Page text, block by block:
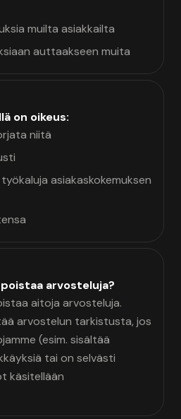
muilta asiakkailta
auttaakseen muita
on oikeus:
niitä
asiakaskokemuksen
arvosteluja?
aitoja arvosteluja.
arvostelun tarkistusta, jos
(esim. sisältää
tai on selvästi
käsitellään